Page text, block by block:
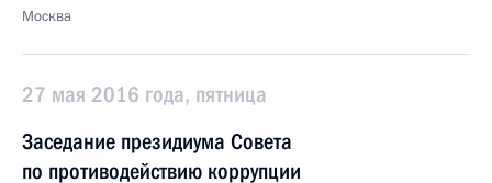
Москва
27 мая 2016 года, пятница
Заседание президиума Совета
по противодействию коррупции